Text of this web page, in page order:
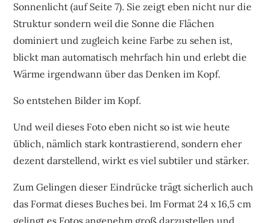
Sonnenlicht (auf Seite 7). Sie zeigt eben nicht nur die
Struktur sondern weil die Sonne die Flächen
dominiert und zugleich keine Farbe zu sehen ist,
blickt man automatisch mehrfach hin und erlebt die
Wärme irgendwann über das Denken im Kopf.
So entstehen Bilder im Kopf.
Und weil dieses Foto eben nicht so ist wie heute
üblich, nämlich stark kontrastierend, sondern eher
dezent darstellend, wirkt es viel subtiler und stärker.
Zum Gelingen dieser Eindrücke trägt sicherlich auch
das Format dieses Buches bei. Im Format 24 x 16,5 cm